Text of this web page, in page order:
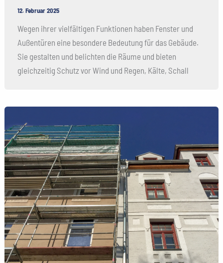
12. Februar 2025
Wegen ihrer vielfältigen Funktionen haben Fenster und
Außentüren eine besondere Bedeutung für das Gebäude.
Sie gestalten und belichten die Räume und bieten
gleichzeitig Schutz vor Wind und Regen, Kälte, Schall